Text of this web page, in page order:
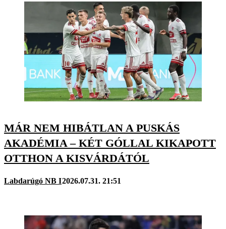
MÁR NEM HIBÁTLAN A PUSKÁS
AKADÉMIA – KÉT GÓLLAL KIKAPOTT
OTTHON A KISVÁRDÁTÓL
Labdarúgó NB I2026.07.31. 21:51